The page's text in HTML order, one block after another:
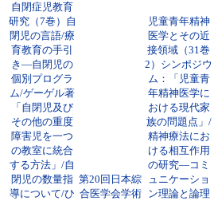
自閉症児教育
研究（7巻）自
閉児の言語/療
育教育の手引
き―自閉児の
個別プログラ
ム/ゲーゲル著
「自閉児及び
その他の重度
障害児を一つ
の教室に統合
する方法」/自
閉児の数量指
導について/ひ
第20回日本綜
合医学会学術
児童青年精神
医学とその近
接領域（31巻
2）シンポジウ
ム：「児童青
年精神医学に
おける現代家
族の問題点」/
精神療法にお
ける相互作用
の研究―コミ
ュニケーショ
ン理論と論理